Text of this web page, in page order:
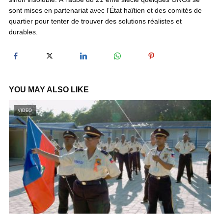
y
V
i
d
e
o
sont mises en partenariat avec l’État haïtien et des comités de
quartier pour tenter de trouver des solutions réalistes et
durables.
YOU MAY ALSO LIKE
VIDEO